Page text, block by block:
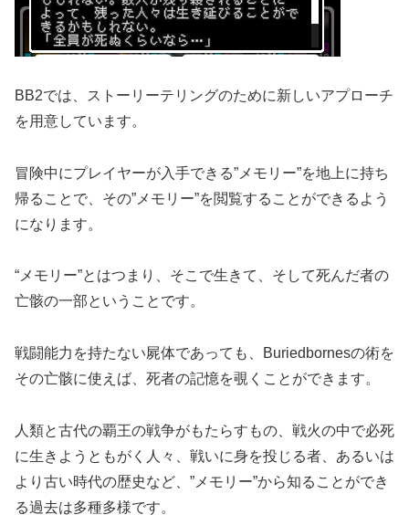
BB2では、ストーリーテリングのために新しいアプローチ
を用意しています。
冒険中にプレイヤーが入手できる”メモリー”を地上に持ち
帰ることで、その”メモリー”を閲覧することができるよう
になります。
“メモリー”とはつまり、そこで生きて、そして死んだ者の
亡骸の一部ということです。
戦闘能力を持たない屍体であっても、Buriedbornesの術を
その亡骸に使えば、死者の記憶を覗くことができます。
人類と古代の覇王の戦争がもたらすもの、戦火の中で必死
に生きようともがく人々、戦いに身を投じる者、あるいは
より古い時代の歴史など、”メモリー”から知ることができ
る過去は多種多様です。